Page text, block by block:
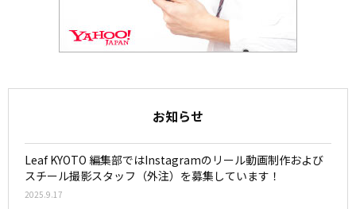
お知らせ
Leaf KYOTO 編集部ではInstagramのリール動画制作および
スチール撮影スタッフ（外注）を募集しています！
2025.9.17